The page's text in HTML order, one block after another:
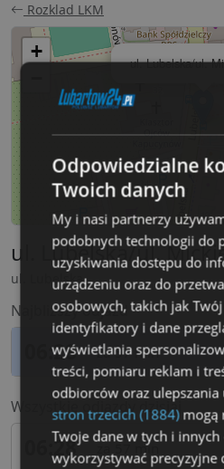
Rozklad LKM
ul. Lubelska/ul.
+
ul. Lubelska/ul.
ul. Lubelska
Najblizszy odjazd
06:28 za 57 min
Wszystkie odjazdy dzisiaj
06:28 za 57 min
Odpowiedzialne
Twoich danych
My i nasi partnerzy
podobnych technologii do
uzyskiwania dostępu do
urządzeniu oraz do
osobowych, takich jak
identyfikatory i dane
wyświetlania
treści, pomiaru reklam i
odbiorców oraz ulepszania
stron trzecich (1884)mogą
Twoje dane w tych i
wykorzystywać precyzyjne